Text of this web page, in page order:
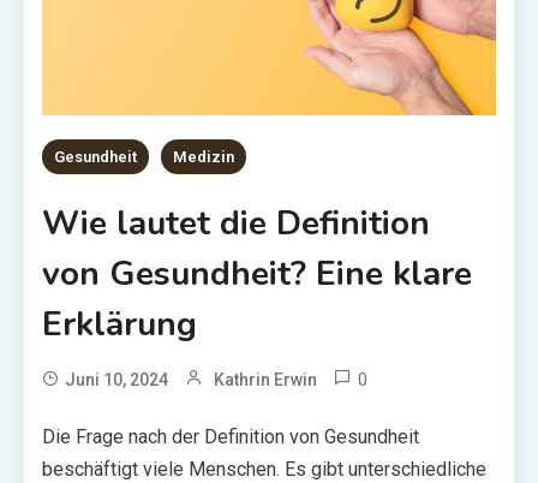
Gesundheit Medizin
Wie lautet die Definition
von Gesundheit? Eine klare
Erklärung
Juni 10, 2024 Kathrin Erwin 0
Die Frage nach der Definition von Gesundheit
beschäftigt viele Menschen. Es gibt unterschiedliche